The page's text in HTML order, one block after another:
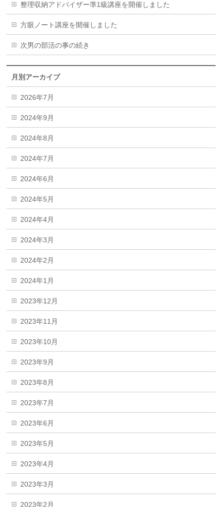
整理収納アドバイザー準1級講座を開催しました
方眼ノート講座を開催しました
次男の部活の事の続き
月別アーカイブ
2026年7月
2024年9月
2024年8月
2024年7月
2024年6月
2024年5月
2024年4月
2024年3月
2024年2月
2024年1月
2023年12月
2023年11月
2023年10月
2023年9月
2023年8月
2023年7月
2023年6月
2023年5月
2023年4月
2023年3月
2023年2月